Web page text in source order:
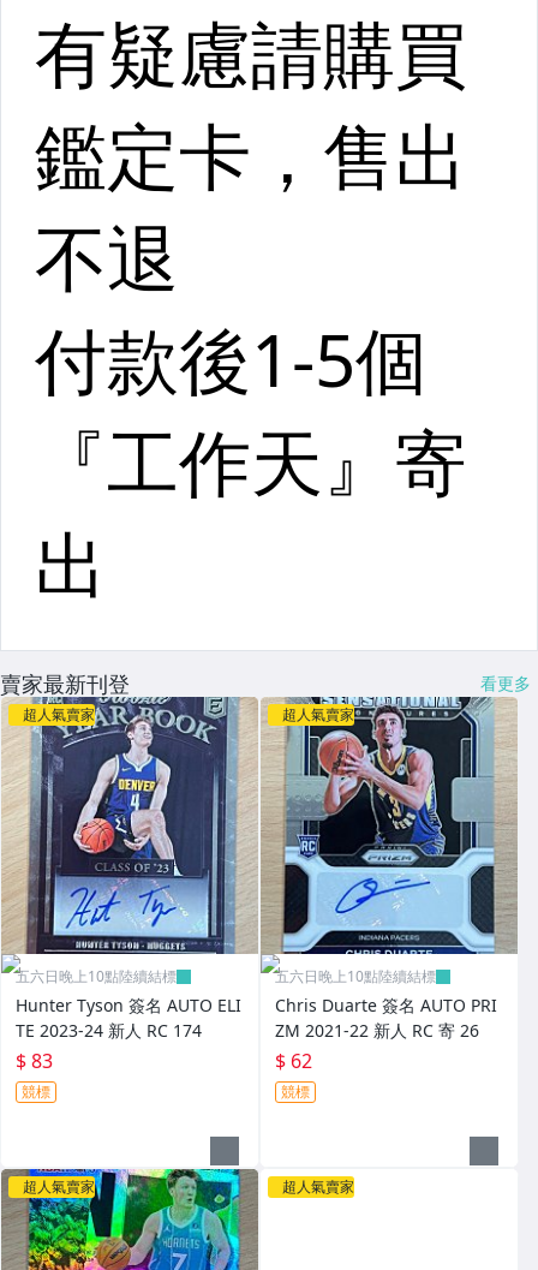
賣家最新刊登 看更多
超人氣賣家
五六日晚上10點陸續結標
Hunter Tyson 簽名 AUTO ELI
TE 2023-24 新人 RC 174
$ 83
競標
超人氣賣家
五六日晚上10點陸續結標
Chris Duarte 簽名 AUTO PRI
ZM 2021-22 新人 RC 寄 26
$ 62
競標
超人氣賣家 超人氣賣家